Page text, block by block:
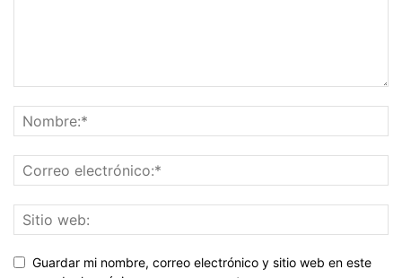
Guardar mi nombre, correo electrónico y sitio web en este